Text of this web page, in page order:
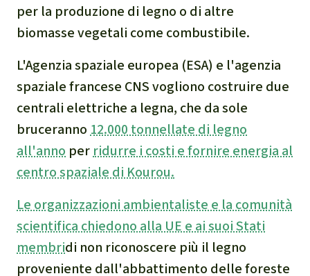
Documento di sintesi sul
clima
Miniere
CPLI
Nestlé
Pandemia e ambientalismo
Cambiamento climatico
per la produzione di legno o di altre
biomasse vegetali come combustibile.
L'Agenzia spaziale europea (ESA) e l'agenzia
spaziale francese CNS vogliono costruire due
centrali elettriche a legna, che da sole
bruceranno 12.000 tonnellate di legno
all'anno per ridurre i costi e fornire energia al
centro spaziale di Kourou.
Le organizzazioni ambientaliste e la comunità
scientifica chiedono alla UE e ai suoi Stati
membridi non riconoscere più il legno
proveniente dall'abbattimento delle foreste